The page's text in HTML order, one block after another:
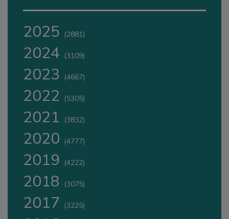
2025 (2881)
2024 (3109)
2023 (4667)
2022 (5305)
2021 (3832)
2020 (4777)
2019 (4222)
2018 (3075)
2017 (3225)